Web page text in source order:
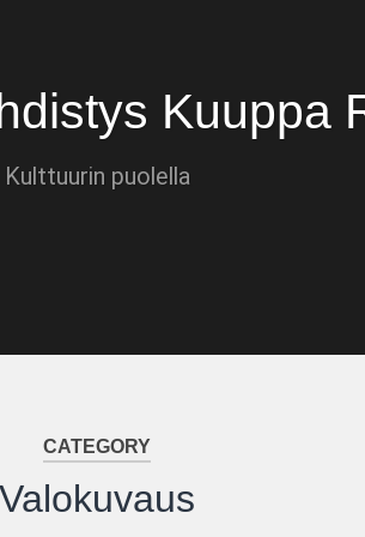
Kuuppa
Kulttuurin puolella
CATEGORY
Valokuvaus